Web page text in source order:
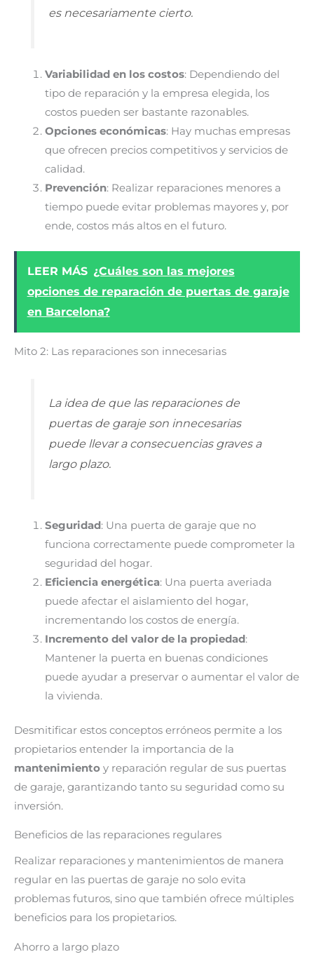
es necesariamente cierto.
Variabilidad en los costos: Dependiendo del
tipo de reparación y la empresa elegida, los
costos pueden ser bastante razonables.
Opciones económicas: Hay muchas empresas
que ofrecen precios competitivos y servicios de
calidad.
Prevención: Realizar reparaciones menores a
tiempo puede evitar problemas mayores y, por
ende, costos más altos en el futuro.
LEER MÁS ¿Cuáles son las mejores
opciones de reparación de puertas de garaje
en Barcelona?
Mito 2: Las reparaciones son innecesarias
La idea de que las reparaciones de
puertas de garaje son innecesarias
puede llevar a consecuencias graves a
largo plazo.
Seguridad: Una puerta de garaje que no
funciona correctamente puede comprometer la
seguridad del hogar.
Eficiencia energética: Una puerta averiada
puede afectar el aislamiento del hogar,
incrementando los costos de energía.
Incremento del valor de la propiedad:
Mantener la puerta en buenas condiciones
puede ayudar a preservar o aumentar el valor de
la vivienda.
Desmitificar estos conceptos erróneos permite a los
propietarios entender la importancia de la
mantenimiento y reparación regular de sus puertas
de garaje, garantizando tanto su seguridad como su
inversión.
Beneficios de las reparaciones regulares
Realizar reparaciones y mantenimientos de manera
regular en las puertas de garaje no solo evita
problemas futuros, sino que también ofrece múltiples
beneficios para los propietarios.
Ahorro a largo plazo